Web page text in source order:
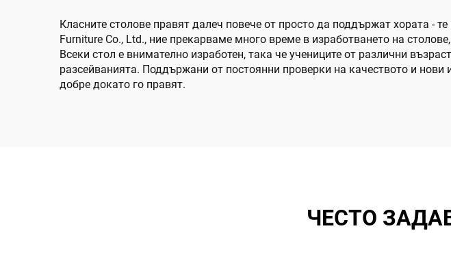
Класните столове правят далеч повече от просто да поддържат хората -
Furniture Co., Ltd., ние прекарваме много време в изработването на
Всеки стол е внимателно изработен, така че учениците от различни
разсейванията. Поддържани от постоянни проверки на качеството и
добре докато го правят.
ЧЕСТО